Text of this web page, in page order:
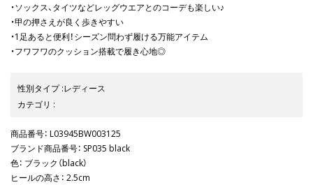
・ソックス、タイツなどレッグウエアとのコーデも楽しい♪
・甲の押さえが良く歩きやすい
・1足あると便利！シーズン問わず履ける万能アイテム
・フワフワのクッション搭載で履き心地◎
性別タイプ:レディース
カテゴリ :
商品番号： L03945BW003125
ブランド商品番号： SP035 black
色： ブラック（black）
ヒールの高さ ： 2.5cm